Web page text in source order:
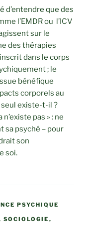
d’entendre que des
l’EMDR ou l’ICV
sur le
des thérapies
dans le corps
; le
bénéfique
corporels au
seul existe-t-il ?
pas » : ne
sa psyché – pour
son
soi.
PSYCHIQUE
SOCIOLOGIE ,